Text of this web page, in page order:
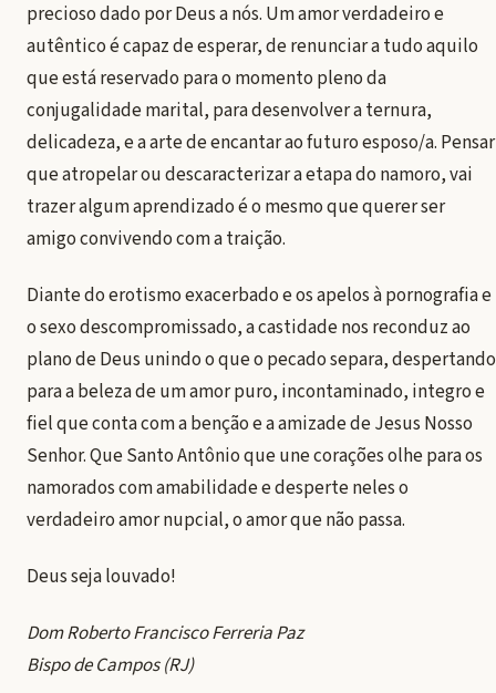
precioso dado por Deus a nós. Um amor verdadeiro e
autêntico é capaz de esperar, de renunciar a tudo aquilo
que está reservado para o momento pleno da
conjugalidade marital, para desenvolver a ternura,
delicadeza, e a arte de encantar ao futuro esposo/a. Pensar
que atropelar ou descaracterizar a etapa do namoro, vai
trazer algum aprendizado é o mesmo que querer ser
amigo convivendo com a traição.
Diante do erotismo exacerbado e os apelos à pornografia e
o sexo descompromissado, a castidade nos reconduz ao
plano de Deus unindo o que o pecado separa, despertando
para a beleza de um amor puro, incontaminado, integro e
fiel que conta com a benção e a amizade de Jesus Nosso
Senhor. Que Santo Antônio que une corações olhe para os
namorados com amabilidade e desperte neles o
verdadeiro amor nupcial, o amor que não passa.
Deus seja louvado!
Dom Roberto Francisco Ferreria Paz
Bispo de Campos (RJ)